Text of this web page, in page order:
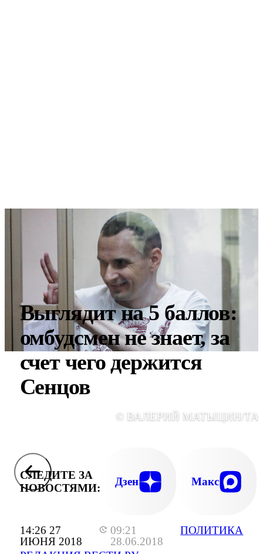
14:26 27
ИЮНЯ 2018
09:21
28.06.2018
ПОЛИТИКА
Выглядит на 5 баллов:
омбудсмен не знает, за
счет чего держится
Сенцов
© ВАЛЕРИЙ МАТЫЦИН/
СЛЕДИТЕ ЗА
НОВОСТЯМИ:
Дзен Макс